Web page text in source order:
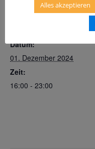
Datum:
01. Dezember 2024
Zeit:
16:00 - 23:00
Alles akzeptieren